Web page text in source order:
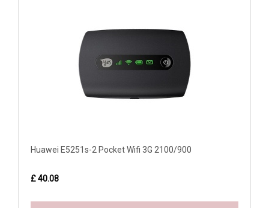
Huawei E5251s-2 Pocket Wifi 3G 2100/900
£ 40.08